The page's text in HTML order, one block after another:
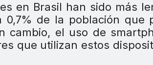
en Brasil han sido más
de la población que
cambio, el uso de
que utilizan estos